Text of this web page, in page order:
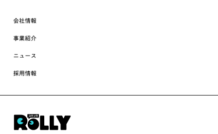
会社情報
事業紹介
ニュース
採用情報